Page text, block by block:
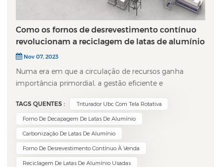
Como os fornos de desrevestimento contínuo
revolucionam a reciclagem de latas de alumínio
Nov 07, 2023
Numa era em que a circulação de recursos ganha
importância primordial, a gestão eficiente e
descartadas representa um desafio crucial. forno de
carbonização automática contínua Desempenha um
papel fundamental no processo de descarbonização e
remoção de tinta dessas latas. Aqui está uma análise
detalhada de como funciona e das vantagens
TAGS QUENTES : Triturador Ubc Com Tela Rotativa
Forno De Decapagem De Latas De Alumínio
Carbonização De Latas De Alumínio
Forno De Desrevestimento Contínuo À Venda
Reciclagem De Latas De Alumínio Usadas